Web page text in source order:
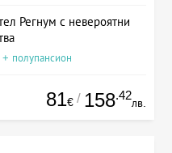
Регнум с невероятни
полупансион
81€ / 158.42
лв.